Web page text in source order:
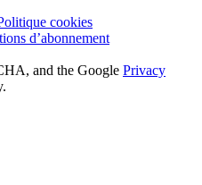
cookies
d’abonnement
and the Google Privacy